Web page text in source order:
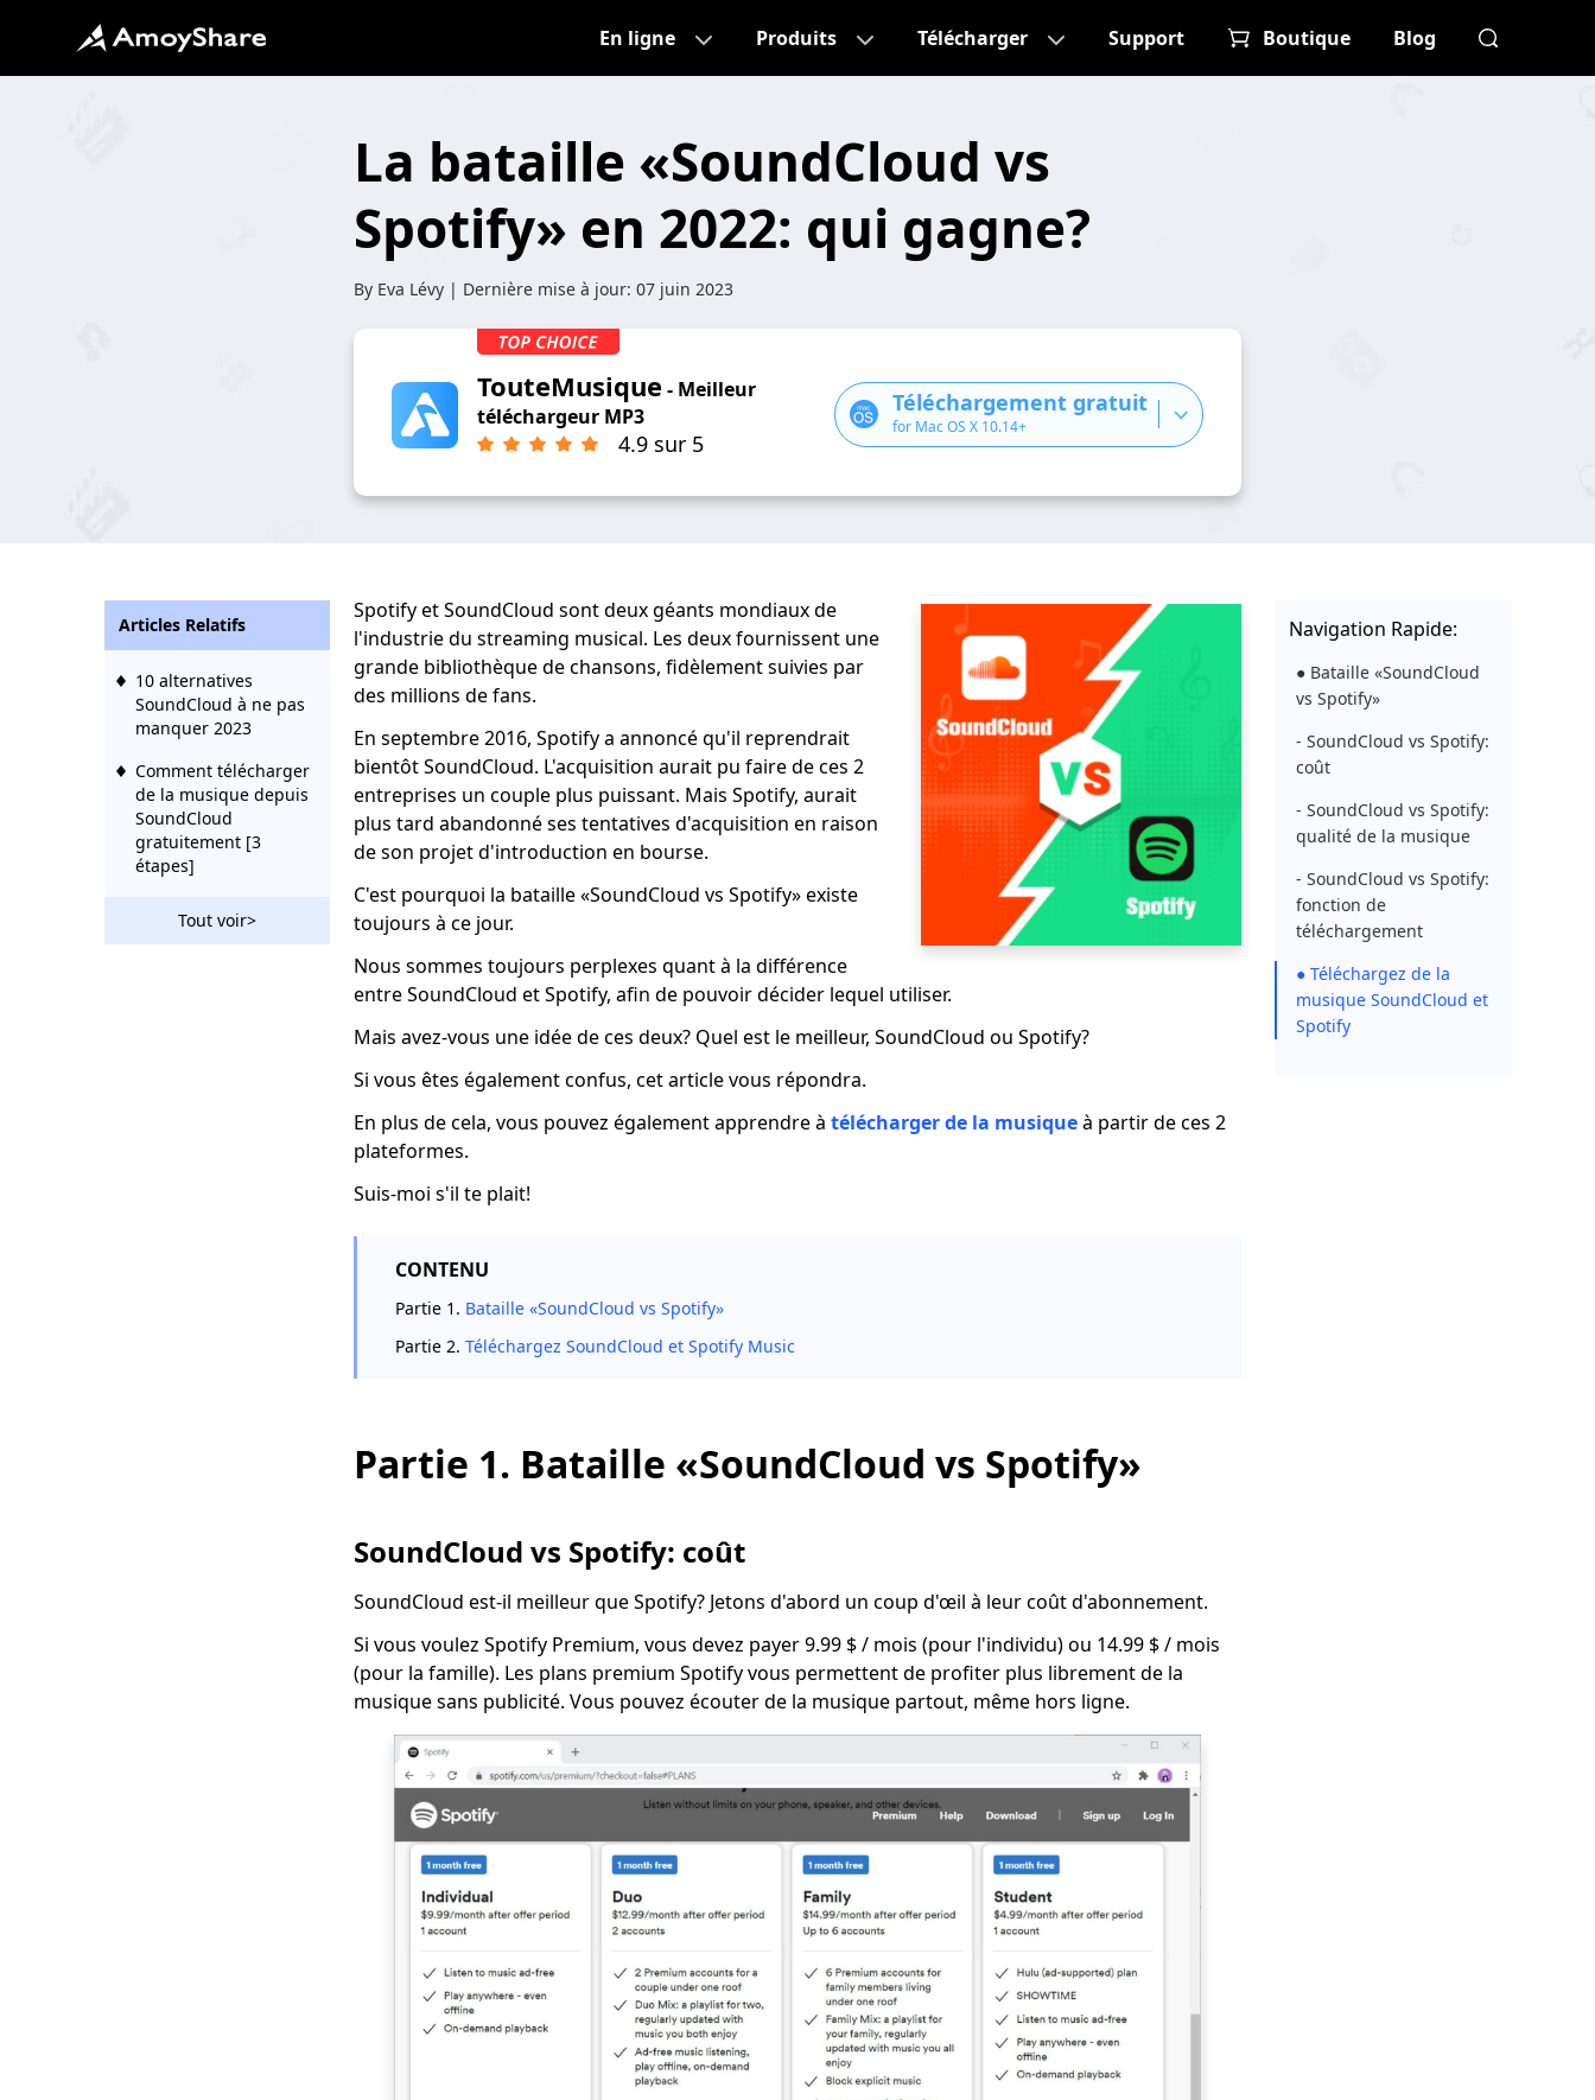
En ligne Produits Télécharger Support Boutique Blog
La bataille «SoundCloud vs
Spotify» en 2022: qui gagne?
By Eva Lévy | Dernière mise à jour: 07 juin 2023
TouteMusique - Meilleur
téléchargeur MP3
4.9 sur 5
Téléchargement gratuit
for Mac OS X 10.14+
Spotify et SoundCloud sont deux géants mondiaux de
l'industrie du streaming musical. Les deux fournissent une
grande bibliothèque de chansons, fidèlement suivies par
des millions de fans.
En septembre 2016, Spotify a annoncé qu'il reprendrait
bientôt SoundCloud. L'acquisition aurait pu faire de ces 2
entreprises un couple plus puissant. Mais Spotify, aurait
plus tard abandonné ses tentatives d'acquisition en raison
de son projet d'introduction en bourse.
C'est pourquoi la bataille «SoundCloud vs Spotify» existe
toujours à ce jour.
Nous sommes toujours perplexes quant à la différence
entre SoundCloud et Spotify, afin de pouvoir décider lequel utiliser.
Mais avez-vous une idée de ces deux? Quel est le meilleur, SoundCloud ou Spotify?
Si vous êtes également confus, cet article vous répondra.
En plus de cela, vous pouvez également apprendre à télécharger de la musiqueà partir de ces 2
plateformes.
Suis-moi s'il te plait!
CONTENU
Partie 1. Bataille «SoundCloud vs Spotify»
Partie 2. Téléchargez SoundCloud et Spotify Music
Partie 1. Bataille «SoundCloud vs Spotify»
SoundCloud vs Spotify: coût
SoundCloud est-il meilleur que Spotify? Jetons d'abord un coup d'œil à leur coût d'abonnement.
Si vous voulez Spotify Premium, vous devez payer 9.99 $ / mois (pour l'individu) ou 14.99 $ / mois
(pour la famille). Les plans premium Spotify vous permettent de profiter plus librement de la
musique sans publicité. Vous pouvez écouter de la musique partout, même hors ligne.
Navigation Rapide:
● Bataille «SoundCloud
vs Spotify»
- SoundCloud vs Spotify:
coût
- SoundCloud vs Spotify:
qualité de la musique
- SoundCloud vs Spotify:
fonction de
téléchargement
● Téléchargez de la
musique SoundCloud et
Spotify
Articles Relatifs
10 alternatives
SoundCloud à ne pas
manquer 2023
Comment télécharger
de la musique depuis
SoundCloud
gratuitement [3
étapes]
Tout voir>